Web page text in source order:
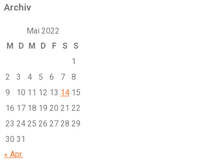
Archiv
Mai 2022
M
D M D F S
S
1
2
3 4 5 6 7
8
9
10 11 12 13 14 15
16 17 18 19 20 21 22
23 24 25 26 27 28 29
30 31
« Apr.